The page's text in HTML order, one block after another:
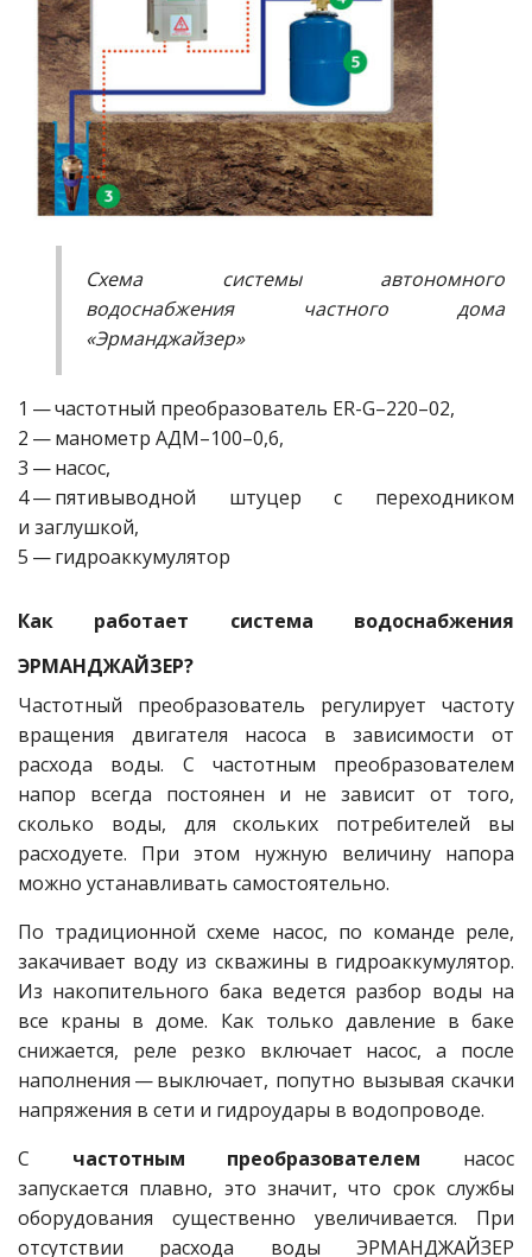
Схема системы автономного
водоснабжения частного дома
«Эрманджайзер»
1 — ​частотный преобразователь ER-G–220–02,
2 — ​манометр АДМ–100–0,6,
3 — ​насос,
4 — ​пятивыводной штуцер с переходником
и заглушкой,
5 — ​гидроаккумулятор
Как работает система водоснабжения
ЭРМАНДЖАЙЗЕР?
Частотный преобразователь регулирует частоту
вращения двигателя насоса в зависимости от
расхода воды. С частотным преобразователем
напор всегда постоянен и не зависит от того,
сколько воды, для скольких потребителей вы
расходуете. При этом нужную величину напора
можно устанавливать самостоятельно.
По традиционной схеме насос, по команде реле,
закачивает воду из скважины в гидроаккумулятор.
Из накопительного бака ведется разбор воды на
все краны в доме. Как только давление в баке
снижается, реле резко включает насос, а после
наполнения — ​выключает, попутно вызывая скачки
напряжения в сети и гидроудары в водопроводе.
С частотным преобразователем насос
запускается плавно, это значит, что срок службы
оборудования существенно увеличивается. При
отсутствии расхода воды ЭРМАНДЖАЙЗЕР